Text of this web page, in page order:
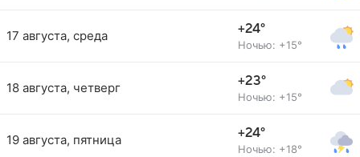
17 августа, среда +24°
Ночью: +15°
18 августа, четверг +23°
Ночью: +15°
19 августа, пятница +24°
Ночью: +18°